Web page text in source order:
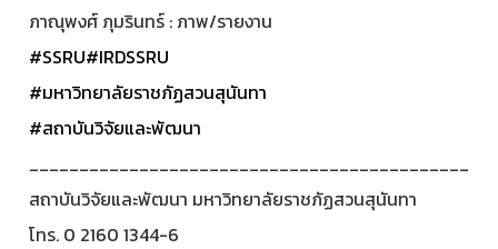
ภาณุพงศ์ ภุมรินทร์ : ภาพ/รายงาน
#SSRU#IRDSSRU
#มหาวิทยาลัยราชภัฏสวนสุนันทา
#สถาบันวิจัยและพัฒนา
____________________________________________
สถาบันวิจัยและพัฒนา มหาวิทยาลัยราชภัฏสวนสุนันทา
โทร. 0 2160 1344-6